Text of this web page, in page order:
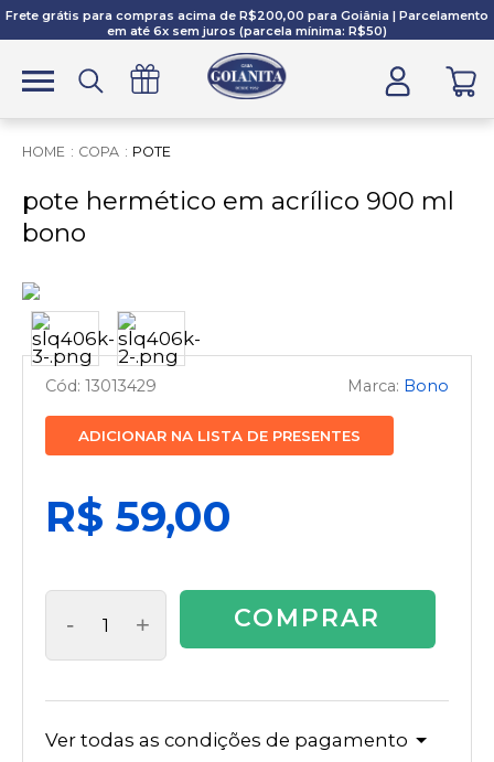
Frete grátis para compras acima de R$200,00 para Goiânia | Parcelamento
em até 6x sem juros (parcela mínima: R$50)
COPA POTE
pote hermético em acrílico 900 ml
bono
13013429 Bono
ADICIONAR NA LISTA DE PRESENTES
R$ 59,00
- + COMPRAR
Ver todas as condições de pagamento